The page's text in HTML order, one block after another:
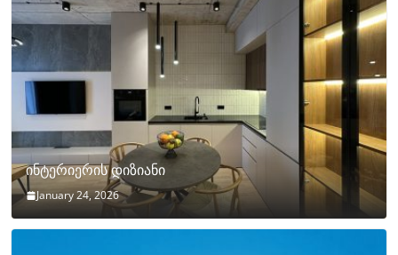
ინტერიერის დიზიანი
January 24, 2026